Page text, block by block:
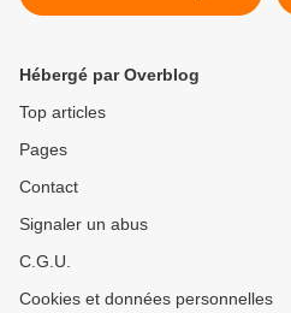
Hébergé par Overblog
Top articles
Pages
Contact
Signaler un abus
C.G.U.
Cookies et données personnelles